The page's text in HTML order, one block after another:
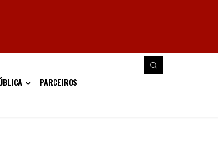
PARCEIROS